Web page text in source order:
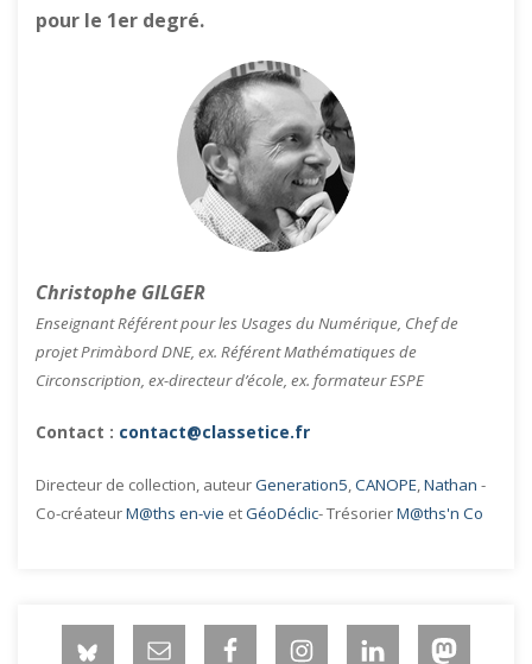
pour le 1er degré.
Christophe GILGER
Enseignant Référent pour les Usages du Numérique, Chef de
projet Primàbord DNE, ex. Référent Mathématiques de
Circonscription, ex-directeur d’école, ex. formateur ESPE
Contact : contact@classetice.fr
Directeur de collection, auteurGeneration5,CANOPE,Nathan -
Co-créateurM@ths en-vie etGéoDéclic- TrésorierM@ths'n Co